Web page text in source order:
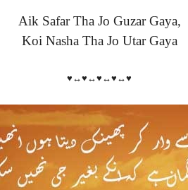
Aik Safar Tha Jo Guzar Gaya,
Koi Nasha Tha Jo Utar Gaya
♥↔♥↔♥↔♥↔♥